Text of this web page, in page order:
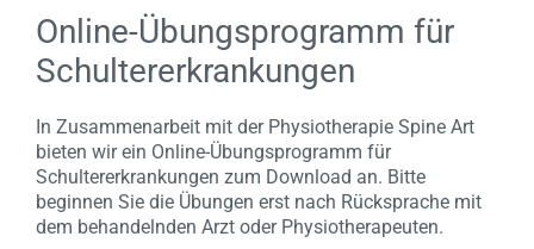
Online-Übungsprogramm für
Schultererkrankungen
In Zusammenarbeit mit der Physiotherapie Spine Art
bieten wir ein Online-Übungsprogramm für
Schultererkrankungen zum Download an. Bitte
beginnen Sie die Übungen erst nach Rücksprache mit
dem behandelnden Arzt oder Physiotherapeuten.